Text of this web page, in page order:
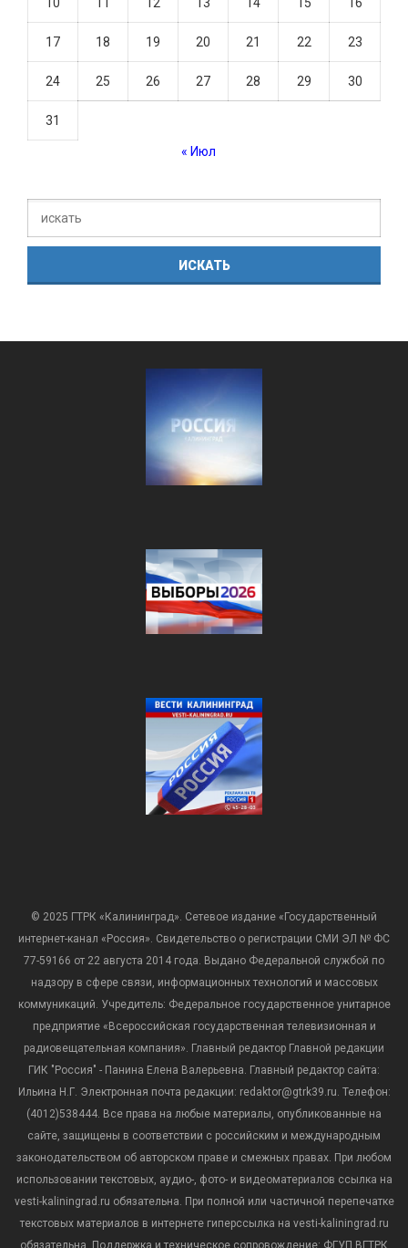
17 18 19 20 21 22 23
24 25 26 27 28 29 30
31
« Июл
© 2025 ГТРК «Калининград». Сетевое издание «Государственный
интернет-канал «Россия». Свидетельство о регистрации СМИ ЭЛ № ФС
77-59166 от 22 августа 2014 года. Выдано Федеральной службой по
надзору в сфере связи, информационных технологий и массовых
коммуникаций. Учредитель: Федеральное государственное унитарное
предприятие «Всероссийская государственная телевизионная и
радиовещательная компания». Главный редактор Главной редакции
ГИК "Россия" - Панина Елена Валерьевна. Главный редактор сайта:
Ильина Н.Г. Электронная почта редакции: redaktor@gtrk39.ru. Телефон:
(4012)538444. Все права на любые материалы, опубликованные на
сайте, защищены в соответствии с российским и международным
законодательством об авторском праве и смежных правах. При любом
использовании текстовых, аудио-, фото- и видеоматериалов ссылка на
vesti-kaliningrad.ru обязательна. При полной или частичной перепечатке
текстовых материалов в интернете гиперссылка на vesti-kaliningrad.ru
обязательна. Поддержка и техническое сопровождение: ФГУП ВГТРК